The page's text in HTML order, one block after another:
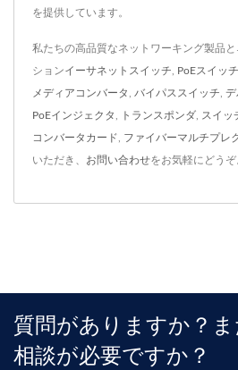
を提供しています。
私たちの高品質なネットワーキング製品
ションイーサネットスイッチ PoEスイッチ
メディアコンバータ バイパススイッチ デ
PoEインジェクタ トランスポンダ スイッ
コンバータカード ファイバーマルチプレ
いただき、 お問い合わせをお気軽にどうぞ
質問がありますか？
相談が必要ですか？